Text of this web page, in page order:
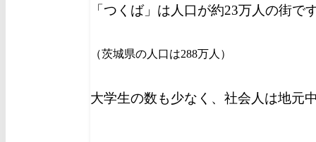
「つくば」は人口が約23万人の街で
（茨城県の人口は288万人）
大学生の数も少なく、社会人は地元